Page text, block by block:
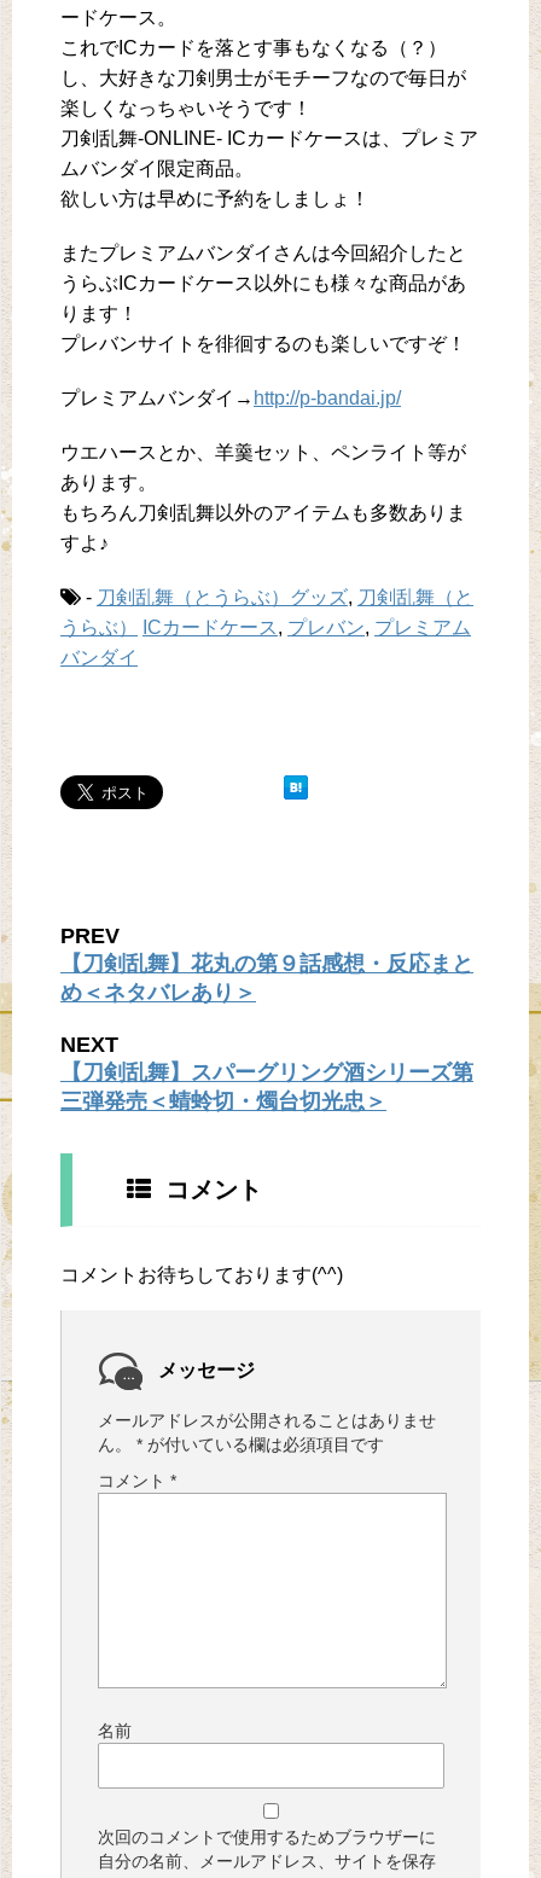
ードケース。
これでICカードを落とす事もなくなる（？）
し、大好きな刀剣男士がモチーフなので毎日が
楽しくなっちゃいそうです！
刀剣乱舞-ONLINE- ICカードケースは、プレミア
ムバンダイ限定商品。
欲しい方は早めに予約をしましょ！
またプレミアムバンダイさんは今回紹介したと
うらぶICカードケース以外にも様々な商品があ
ります！
プレバンサイトを徘徊するのも楽しいですぞ！
プレミアムバンダイ→ http://p-bandai.jp/
ウエハースとか、羊羹セット、ペンライト等が
あります。
もちろん刀剣乱舞以外のアイテムも多数ありま
すよ♪
- 刀剣乱舞（とうらぶ）グッズ, 刀剣乱舞（と
うらぶ）
ICカードケース , プレバン, プレミアム
バンダイ
PREV
【刀剣乱舞】花丸の第９話感想・反応まと
め＜ネタバレあり＞
NEXT
【刀剣乱舞】スパーグリング酒シリーズ第
三弾発売＜蜻蛉切・燭台切光忠＞
コメント
コメントお待ちしております(^^)
メッセージ
メールアドレスが公開されることはありませ
ん。
* が付いている欄は必須項目です
コメント *
名前
次回のコメントで使用するためブラウザーに
自分の名前、メールアドレス、サイトを保存